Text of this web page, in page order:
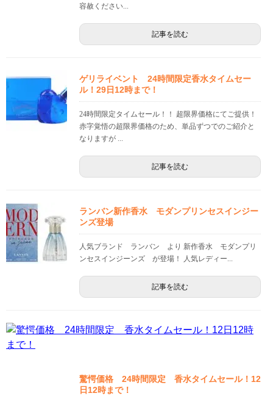
容赦ください...
記事を読む
ゲリライベント 24時間限定香水タイムセー
ル！29日12時まで！
24時間限定タイムセール！！ 超限界価格にてご提供！
赤字覚悟の超限界価格のため、単品ずつでのご紹介と
なりますが ...
記事を読む
ランバン新作香水 モダンプリンセスインジー
ンズ登場
人気ブランド ランバン より 新作香水 モダンプリ
ンセスインジーンズ が登場！ 人気レディー...
記事を読む
驚愕価格 24時間限定 香水タイムセール！12
日12時まで！